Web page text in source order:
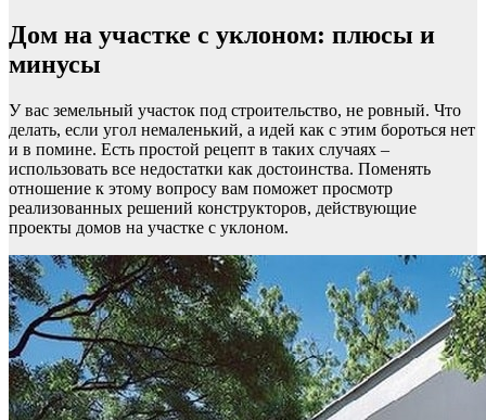
Дом на участке с уклоном: плюсы и
минусы
У вас земельный участок под строительство, не ровный. Что
делать, если угол немаленький, а идей как с этим бороться нет
и в помине. Есть простой рецепт в таких случаях –
использовать все недостатки как достоинства. Поменять
отношение к этому вопросу вам поможет просмотр
реализованных решений конструкторов, действующие
проекты домов на участке с уклоном.